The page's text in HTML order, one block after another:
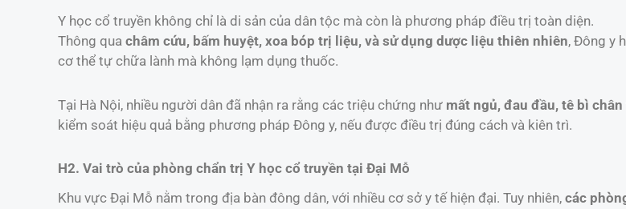
Y học cổ truyền không chỉ là di sản của dân tộc mà còn là phương pháp điều trị toàn diện.
Thông qua châm cứu, bấm huyệt, xoa bóp trị liệu, và sử dụng dược liệu thiên nhiên, Đông y
cơ thể tự chữa lành mà không lạm dụng thuốc.
Tại Hà Nội, nhiều người dân đã nhận ra rằng các triệu chứng như mất ngủ, đau đầu, tê bì
kiểm soát hiệu quả bằng phương pháp Đông y, nếu được điều trị đúng cách và kiên trì.
H2. Vai trò của phòng chẩn trị Y học cổ truyền tại Đại Mỗ
Khu vực Đại Mỗ nằm trong địa bàn đông dân, với nhiều cơ sở y tế hiện đại. Tuy nhiên, các